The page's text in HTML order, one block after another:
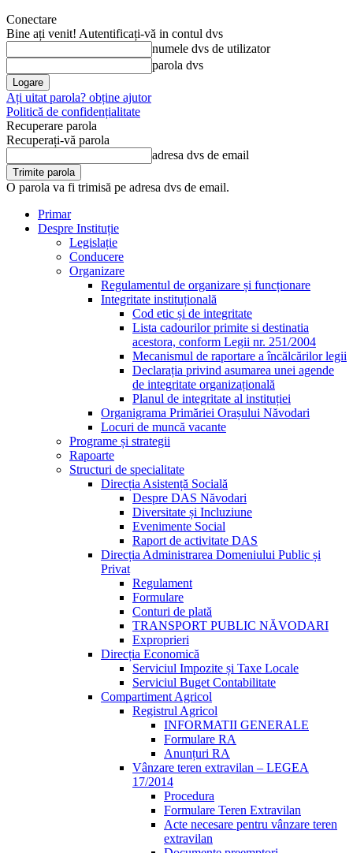
Conectare
Bine ați venit! Autentificați-vă in contul dvs
numele dvs de utilizator
parola dvs
Ați uitat parola? obține ajutor
Politică de confidențialitate
Recuperare parola
Recuperați-vă parola
adresa dvs de email
O parola va fi trimisă pe adresa dvs de email.
Primar
Despre Instituție
Legislație
Conducere
Organizare
Regulamentul de organizare și funcționare
Integritate instituțională
Cod etic și de integritate
Lista cadourilor primite si destinatia
acestora, conform Legii nr. 251/2004
Mecanismul de raportare a încălcărilor legii
Declarația privind asumarea unei agende
de integritate organizațională
Planul de integritate al instituției
Organigrama Primăriei Orașului Năvodari
Locuri de muncă vacante
Programe și strategii
Rapoarte
Structuri de specialitate
Direcția Asistență Socială
Despre DAS Năvodari
Diversitate și Incluziune
Evenimente Social
Raport de activitate DAS
Direcția Administrarea Domeniului Public și
Privat
Regulament
Formulare
Conturi de plată
TRANSPORT PUBLIC NĂVODARI
Exproprieri
Direcția Economică
Serviciul Impozite și Taxe Locale
Serviciul Buget Contabilitate
Compartiment Agricol
Registrul Agricol
INFORMATII GENERALE
Formulare RA
Anunțuri RA
Vânzare teren extravilan – LEGEA
17/2014
Procedura
Formulare Teren Extravilan
Acte necesare pentru vânzare teren
extravilan